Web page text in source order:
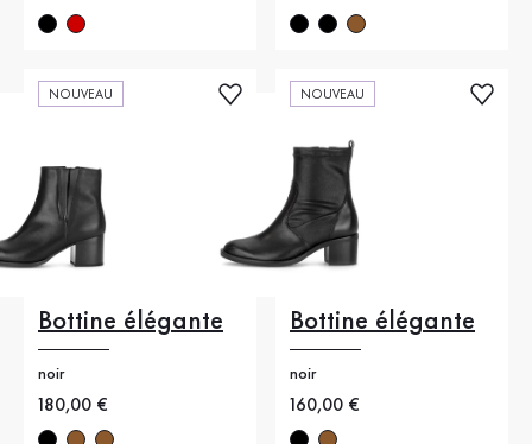
NOUVEAU
Bottine élégante
noir
Nouveau prix
180,00 €
NOUVEAU
Bottine élégante
noir
Nouveau prix
160,00 €